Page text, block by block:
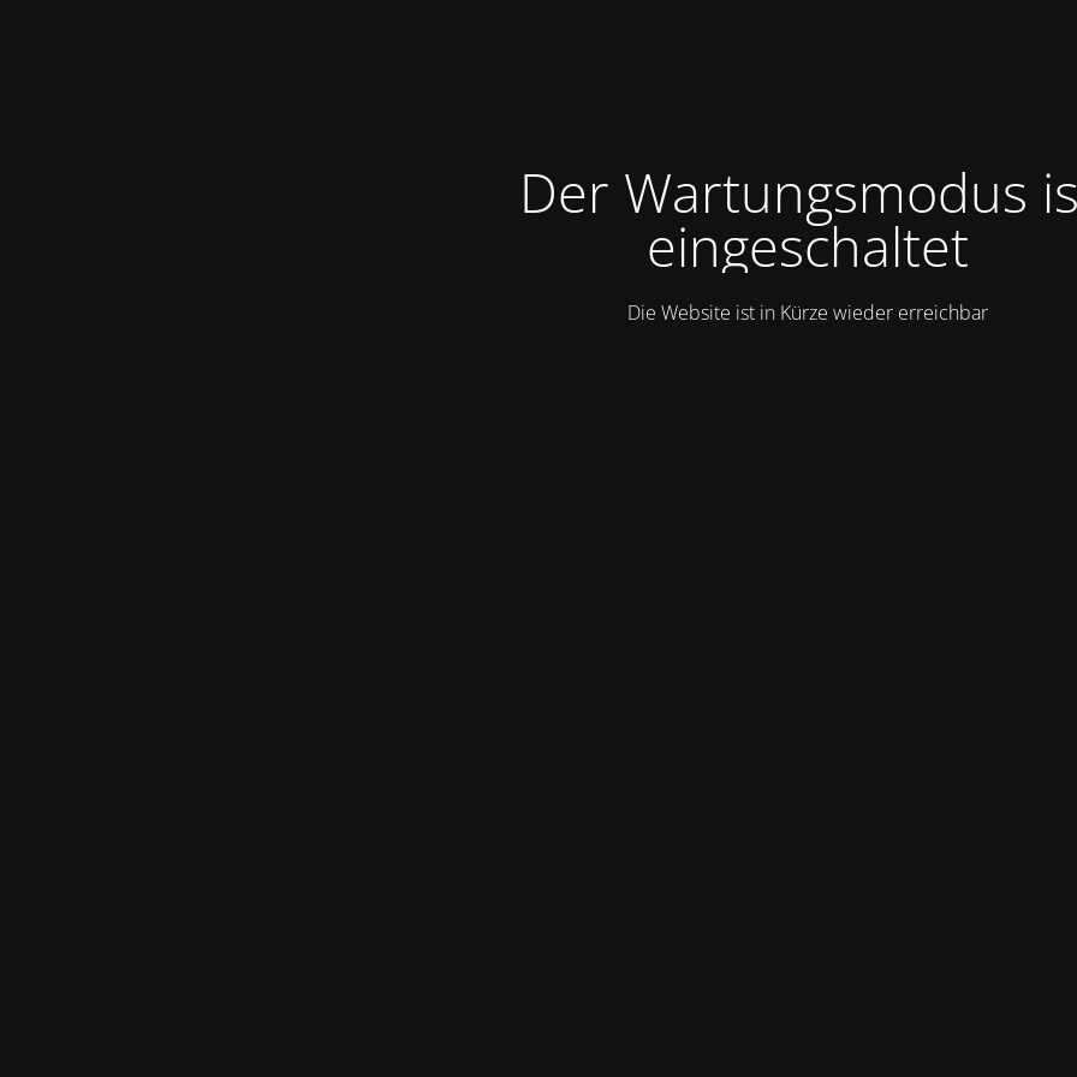
Der Wartungsmodus
eingeschaltet
Die Website ist in Kürze wieder erreichbar